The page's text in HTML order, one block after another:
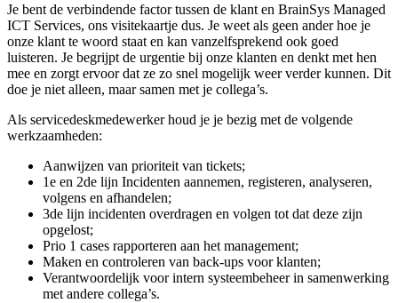
Je bent de verbindende factor tussen de klant en BrainSys Managed
ICT Services, ons visitekaartje dus. Je weet als geen ander hoe je
onze klant te woord staat en kan vanzelfsprekend ook goed
luisteren. Je begrijpt de urgentie bij onze klanten en denkt met hen
mee en zorgt ervoor dat ze zo snel mogelijk weer verder kunnen. Dit
doe je niet alleen, maar samen met je collega’s.
Als servicedeskmedewerker houd je je bezig met de volgende
werkzaamheden:
Aanwijzen van prioriteit van tickets;
1e en 2de lijn Incidenten aannemen, registeren, analyseren,
volgens en afhandelen;
3de lijn incidenten overdragen en volgen tot dat deze zijn
opgelost;
Prio 1 cases rapporteren aan het management;
Maken en controleren van back-ups voor klanten;
Verantwoordelijk voor intern systeembeheer in samenwerking
met andere collega’s.